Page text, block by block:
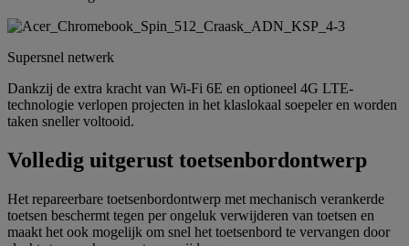
Supersnel netwerk
Dankzij de extra kracht van Wi-Fi 6E en optioneel 4G LTE-
technologie verlopen projecten in het klaslokaal soepeler en worden
taken sneller voltooid.
Volledig uitgerust toetsenbordontwerp
Het repareerbare toetsenbordontwerp met mechanisch verankerde
toetsen beschermt tegen per ongeluk verwijderen van toetsen en
maakt het ook mogelijk om snel het toetsenbord te vervangen door